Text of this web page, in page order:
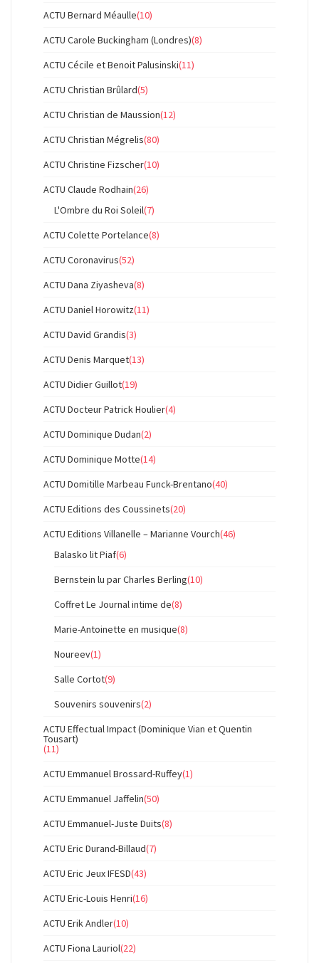
ACTU Bernard Méaulle(10)
ACTU Carole Buckingham (Londres)(8)
ACTU Cécile et Benoit Palusinski(11)
ACTU Christian Brûlard(5)
ACTU Christian de Maussion(12)
ACTU Christian Mégrelis(80)
ACTU Christine Fizscher(10)
ACTU Claude Rodhain(26)
L'Ombre du Roi Soleil(7)
ACTU Colette Portelance(8)
ACTU Coronavirus(52)
ACTU Dana Ziyasheva(8)
ACTU Daniel Horowitz(11)
ACTU David Grandis(3)
ACTU Denis Marquet(13)
ACTU Didier Guillot(19)
ACTU Docteur Patrick Houlier(4)
ACTU Dominique Dudan(2)
ACTU Dominique Motte(14)
ACTU Domitille Marbeau Funck-Brentano(40)
ACTU Editions des Coussinets(20)
ACTU Editions Villanelle – Marianne Vourch(46)
Balasko lit Piaf(6)
Bernstein lu par Charles Berling(10)
Coffret Le Journal intime de(8)
Marie-Antoinette en musique(8)
Noureev(1)
Salle Cortot(9)
Souvenirs souvenirs(2)
ACTU Effectual Impact (Dominique Vian et Quentin
Tousart)
(11)
ACTU Emmanuel Brossard-Ruffey(1)
ACTU Emmanuel Jaffelin(50)
ACTU Emmanuel-Juste Duits(8)
ACTU Eric Durand-Billaud(7)
ACTU Eric Jeux IFESD(43)
ACTU Eric-Louis Henri(16)
ACTU Erik Andler(10)
ACTU Fiona Lauriol(22)